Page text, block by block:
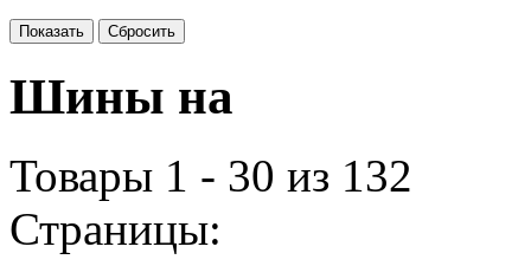
Шины на
Товары 1 - 30 из 132
Страницы: